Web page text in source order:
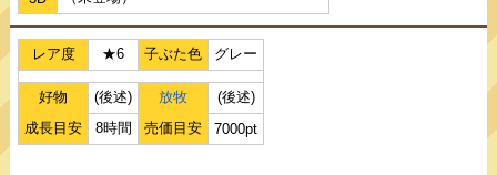
レア度 ★6 子ぶた色 グレー
好物 (後述) 放牧
(後述)
成長目安
8時間 売価目安 7000pt